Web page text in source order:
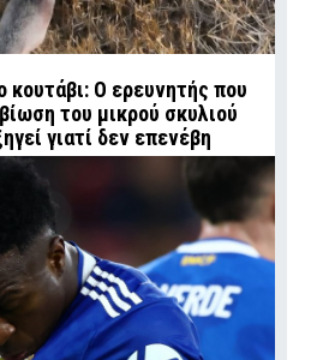
κουτάβι: Ο ερευνητής που
του μικρού σκυλιού
γιατί δεν επενέβη